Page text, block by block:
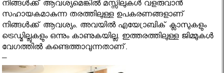
നിങ്ങൾക്ക് ആവശ്യമെങ്കിൽ മസ്സിലുകള്‍ വളരുവാന്‍
സഹായകമാകുന്ന തരത്തിലുള്ള ഉപകരണങ്ങളാണ്
നിങ്ങൾക്ക് ആവശ്യം. അവയില്‍ എയ്രോബിക്‌ ക്ലാസുകളും
ട്രെഡ്മില്ലുകളും ഒന്നും കാണുകയില്ല. ഇത്തരത്തിലുള്ള ജിമ്മുകൾ
വേഗത്തിൽ കണ്ടെത്താവുന്നതാണ്.
–